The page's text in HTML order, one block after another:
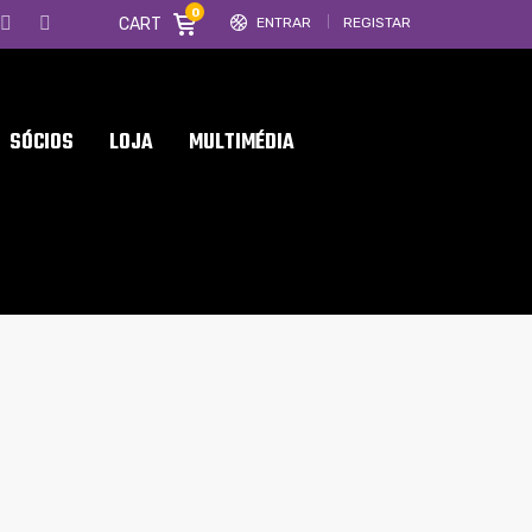
ENTRAR REGISTAR
CART
0
SÓCIOS LOJA MULTIMÉDIA